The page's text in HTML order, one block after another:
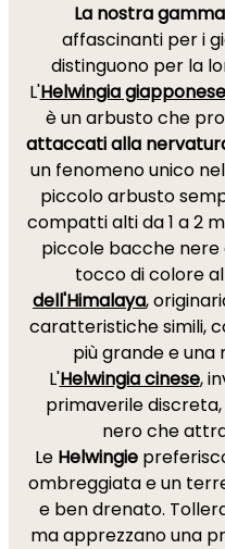
La nostra
affascinanti per i
distinguono per la
L'Helwingia giapponese
è un arbusto che
attaccati alla
un fenomeno unico
piccolo arbusto
compatti alti da 1 a 2
piccole bacche nere
tocco di colore al
dell'Himalaya,
caratteristiche simili,
più grande e una
L'Helwingia cinese,
primaverile
nero che
Le Helwingie
ombreggiata e un
e ben drenato.
ma apprezzano una